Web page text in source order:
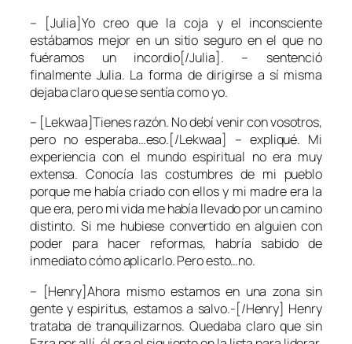
– [Julia]Yo creo que la coja y el inconsciente
estábamos mejor en un sitio seguro en el que no
fuéramos un incordio[/Julia]. – sentenció
finalmente Julia. La forma de dirigirse a sí misma
dejaba claro que se sentía como yo.
– [Lekwaa]Tienes razón. No debí venir con vosotros,
pero no esperaba…eso.[/Lekwaa] – expliqué. Mi
experiencia con el mundo espiritual no era muy
extensa. Conocía las costumbres de mi pueblo
porque me había criado con ellos y mi madre era la
que era, pero mi vida me había llevado por un camino
distinto. Si me hubiese convertido en alguien con
poder para hacer reformas, habría sabido de
inmediato cómo aplicarlo. Pero esto…no.
– [Henry]Ahora mismo estamos en una zona sin
gente y espiritus, estamos a salvo.-[/Henry] Henry
trataba de tranquilizarnos. Quedaba claro que sin